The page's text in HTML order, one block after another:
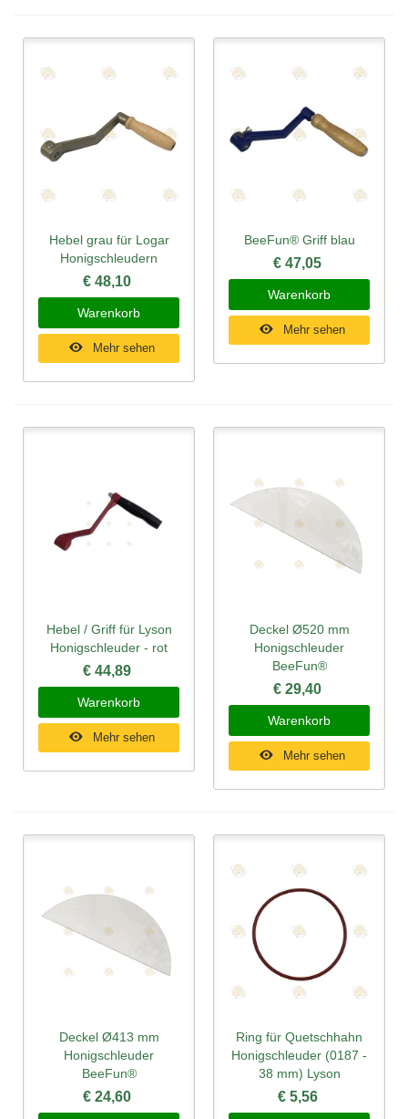
Hebel grau für Logar
Honigschleudern
€ 48,10
Warenkorb
Mehr sehen
BeeFun® Griff blau
€ 47,05
Warenkorb
Mehr sehen
Hebel / Griff für Lyson
Honigschleuder - rot
€ 44,89
Warenkorb
Mehr sehen
Deckel Ø520 mm
Honigschleuder
BeeFun®
€ 29,40
Warenkorb
Mehr sehen
Deckel Ø413 mm
Honigschleuder
BeeFun®
€ 24,60
Ring für Quetschhahn
Honigschleuder (0187 -
38 mm) Lyson
€ 5,56